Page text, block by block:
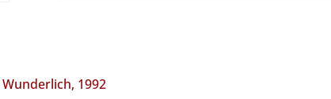
Wunderlich, 1992